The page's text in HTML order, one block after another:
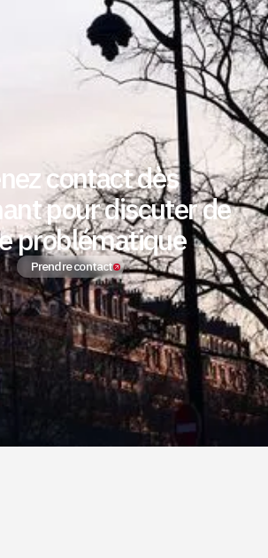
contact dès
pour discuter de
problématique
Prendre contact